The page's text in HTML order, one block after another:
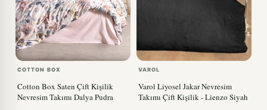
COTTON BOX
Cotton Box Saten Çift Kişilik
Nevresim Takımı Dalya Pudra
VAROL
Varol Liyosel Jakar Nevresim
Takımı Çift Kişilik - Lienzo Siyah